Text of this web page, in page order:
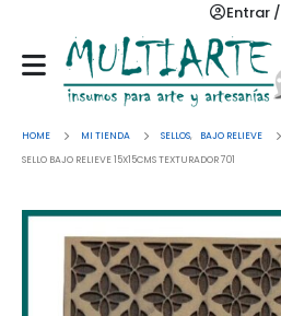
Entrar
HOME MI TIENDA SELLOS,
BAJO RELIEVE
SELLO BAJO RELIEVE 15X15CMS TEXTURADOR 701